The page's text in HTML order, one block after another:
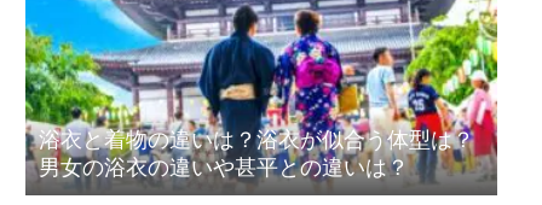
浴衣と着物の違いは？浴衣が似合う体型は？
男女の浴衣の違いや甚平との違いは？